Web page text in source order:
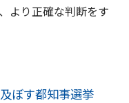
より正確な判断をす
ぼす都知事選挙